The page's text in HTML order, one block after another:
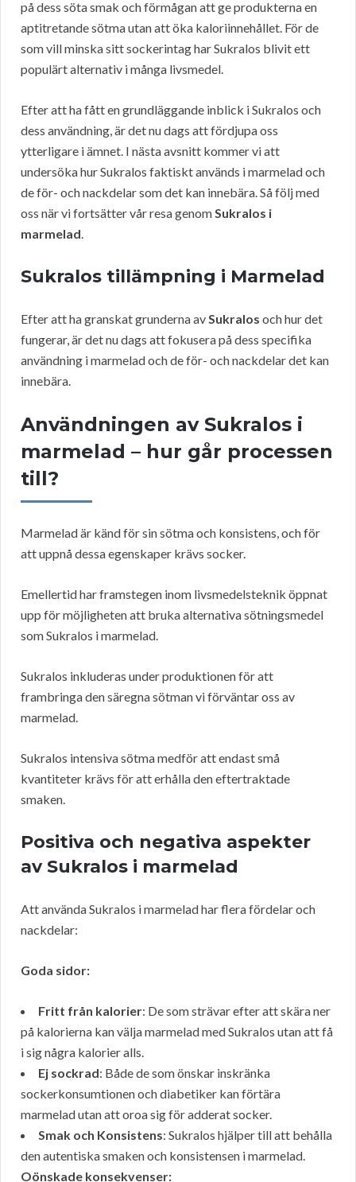
på dess söta smak och förmågan att ge produkterna en
aptitretande sötma utan att öka kaloriinnehållet. För de
som vill minska sitt sockerintag har Sukralos blivit ett
populärt alternativ i många livsmedel.
Efter att ha fått en grundläggande inblick i Sukralos och
dess användning, är det nu dags att fördjupa oss
ytterligare i ämnet. I nästa avsnitt kommer vi att
undersöka hur Sukralos faktiskt används i marmelad och
de för- och nackdelar som det kan innebära. Så följ med
oss när vi fortsätter vår resa genomSukralos i
marmelad.
Sukralos tillämpning i Marmelad
Efter att ha granskat grunderna avSukralos och hur det
fungerar, är det nu dags att fokusera på dess specifika
användning i marmelad och de för- och nackdelar det kan
innebära.
Användningen av Sukralos i
marmelad – hur går processen
till?
Marmelad är känd för sin sötma och konsistens, och för
att uppnå dessa egenskaper krävs socker.
Emellertid har framstegen inom livsmedelsteknik öppnat
upp för möjligheten att bruka alternativa sötningsmedel
som Sukralos i marmelad.
Sukralos inkluderas under produktionen för att
frambringa den säregna sötman vi förväntar oss av
marmelad.
Sukralos intensiva sötma medför att endast små
kvantiteter krävs för att erhålla den eftertraktade
smaken.
Positiva och negativa aspekter
av Sukralos i marmelad
Att använda Sukralos i marmelad har flera fördelar och
nackdelar:
Goda sidor:
Fritt från kalorier: De som strävar efter att skära ner
på kalorierna kan välja marmelad med Sukralos utan att få
i sig några kalorier alls.
Ej sockrad: Både de som önskar inskränka
sockerkonsumtionen och diabetiker kan förtära
marmelad utan att oroa sig för adderat socker.
Smak och Konsistens: Sukralos hjälper till att behålla
den autentiska smaken och konsistensen i marmelad.
Oönskade konsekvenser: